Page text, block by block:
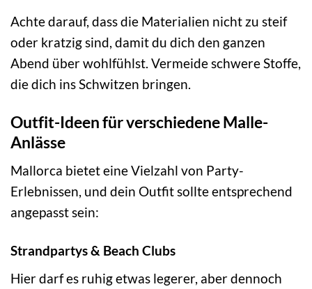
Achte darauf, dass die Materialien nicht zu steif
oder kratzig sind, damit du dich den ganzen
Abend über wohlfühlst. Vermeide schwere Stoffe,
die dich ins Schwitzen bringen.
Outfit-Ideen für verschiedene Malle-
Anlässe
Mallorca bietet eine Vielzahl von Party-
Erlebnissen, und dein Outfit sollte entsprechend
angepasst sein:
Strandpartys & Beach Clubs
Hier darf es ruhig etwas legerer, aber dennoch